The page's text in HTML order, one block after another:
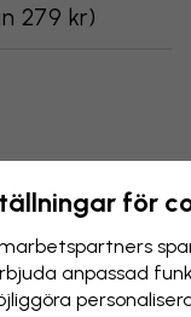
279 kr)
för
anpassad